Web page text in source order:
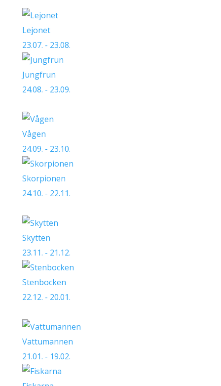
Lejonet
23.07. - 23.08.
Jungfrun
24.08. - 23.09.
Vågen
24.09. - 23.10.
Skorpionen
24.10. - 22.11.
Skytten
23.11. - 21.12.
Stenbocken
22.12. - 20.01.
Vattumannen
21.01. - 19.02.